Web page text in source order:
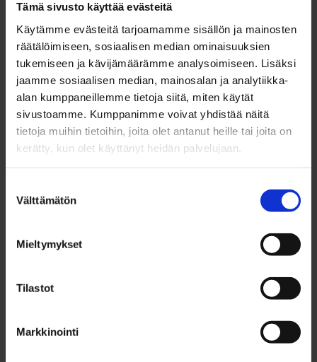
Tämä sivusto käyttää evästeitä
Käytämme evästeitä tarjoamamme sisällön ja mainosten
räätälöimiseen, sosiaalisen median ominaisuuksien
tukemiseen ja kävijämäärämme analysoimiseen. Lisäksi
jaamme sosiaalisen median, mainosalan ja analytiikka-
alan kumppaneillemme tietoja siitä, miten käytät
sivustoamme. Kumppanimme voivat yhdistää näitä
tietoja muihin tietoihin, joita olet antanut heille tai joita on
kerätty, kun olet käyttänyt heidän palvelujaan.
valinta
Välttämätön
Mieltymykset
Tilastot
Markkinointi
Pohjois-Pohjanmaan Yrittäjät tarjoaa
omistajanvaihdospalvelua yrityksen
sukupolvenvaihdosta suunnitteleville ja yrityksen
jatkajille sekä yrityksen myyntiä suunnitteleville ja
yrityksen ostajille.
Lue lisää omistajanvaihdospalvelusta
omistajanvaihdokset, alkavat ja toimivat